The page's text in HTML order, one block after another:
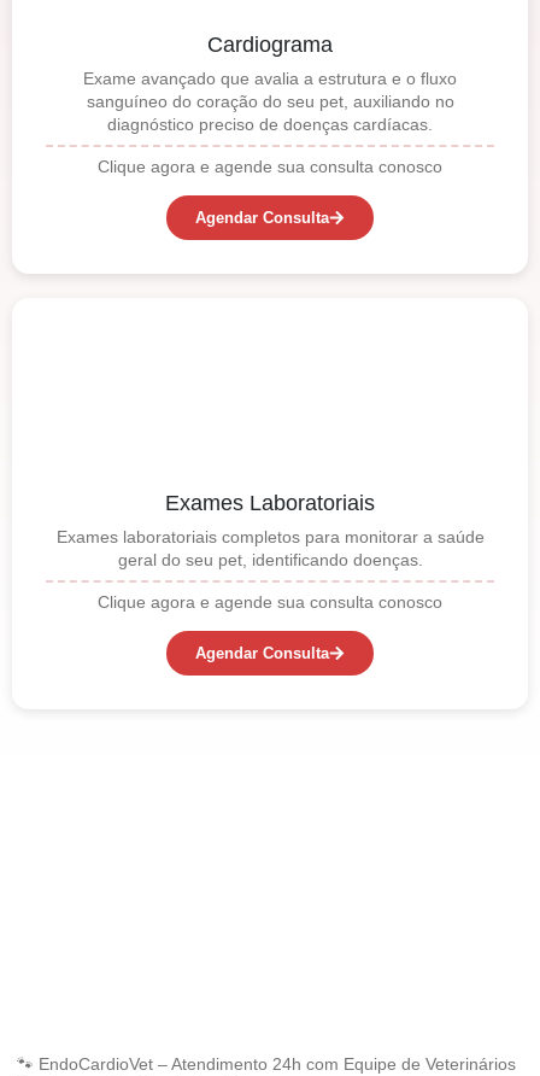
Cardiograma
Exame avançado que avalia a estrutura e o fluxo
sanguíneo do coração do seu pet, auxiliando no
diagnóstico preciso de doenças cardíacas.
Clique agora e agende sua consulta conosco
Agendar Consulta
Exames Laboratoriais
Exames laboratoriais completos para monitorar a saúde
geral do seu pet, identificando doenças.
Clique agora e agende sua consulta conosco
Agendar Consulta
🐾 EndoCardioVet – Atendimento 24h com Equipe de Veterinários